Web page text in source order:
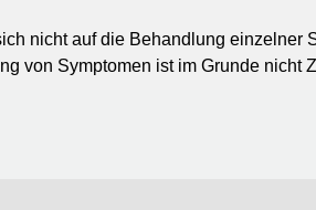
nicht auf die Behandlung einzelner
von Symptomen ist im Grunde